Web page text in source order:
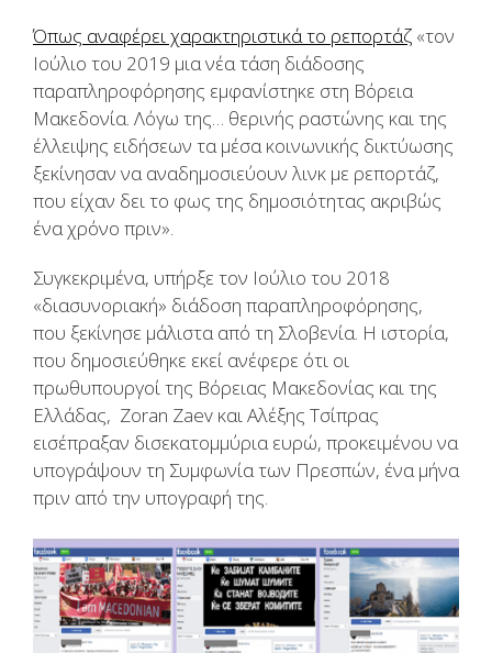
Όπως αναφέρει χαρακτηριστικά το ρεπορτάζ «τον
Ιούλιο του 2019 μια νέα τάση διάδοσης
παραπληροφόρησης εμφανίστηκε στη Βόρεια
Μακεδονία. Λόγω της… θερινής ραστώνης και της
έλλειψης ειδήσεων τα μέσα κοινωνικής δικτύωσης
ξεκίνησαν να αναδημοσιεύουν λινκ με ρεπορτάζ,
που είχαν δει το φως της δημοσιότητας ακριβώς
ένα χρόνο πριν».
Συγκεκριμένα, υπήρξε τον Ιούλιο του 2018
«διασυνοριακή» διάδοση παραπληροφόρησης,
που ξεκίνησε μάλιστα από τη Σλοβενία. Η ιστορία,
που δημοσιεύθηκε εκεί ανέφερε ότι οι
πρωθυπουργοί της Βόρειας Μακεδονίας και της
Ελλάδας, Zoran Zaev και Αλέξης Τσίπρας
εισέπραξαν δισεκατομμύρια ευρώ, προκειμένου να
υπογράψουν τη Συμφωνία των Πρεσπών, ένα μήνα
πριν από την υπογραφή της.